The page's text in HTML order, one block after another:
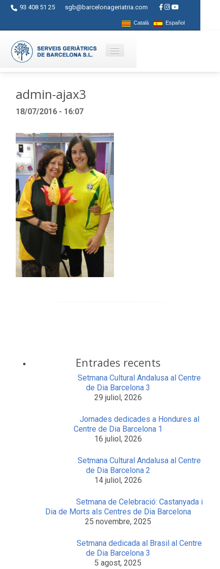
93 408 51 25 sgb@barcelonageriatria.com
Català Español
Serveis
Centres
Ajuts
Contacte
Blog
admin-ajax3
18/07/2016 - 16:07
Entrades recents
Setmana Cultural Andalusa al Centre
de Dia Barcelona 3
29 juliol, 2026
Jornades dedicades a Hondures al
Centre de Dia Barcelona 1
16 juliol, 2026
Setmana Cultural Andalusa al Centre
de Dia Barcelona 2
14 juliol, 2026
Setmana de Celebració: Castanyada i
Dia de Morts als Centres de Dia Barcelona
25 novembre, 2025
Setmana dedicada al Brasil al Centre
de Dia Barcelona 3
5 agost, 2025